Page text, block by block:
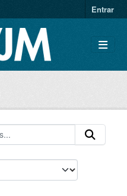
Entrar